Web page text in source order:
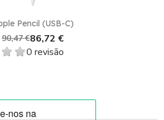
Pencil (USB-C)
90,47 €86,72 €
0 revisão